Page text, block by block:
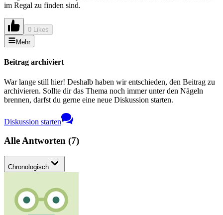
im Regal zu finden sind.
0 Likes
Mehr
Beitrag archiviert
War lange still hier! Deshalb haben wir entschieden, den Beitrag zu
archivieren. Sollte dir das Thema noch immer unter den Nägeln
brennen, darfst du gerne eine neue Diskussion starten.
Diskussion starten
Alle Antworten (7)
Chronologisch